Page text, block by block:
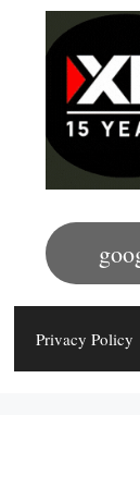
Privacy Policy